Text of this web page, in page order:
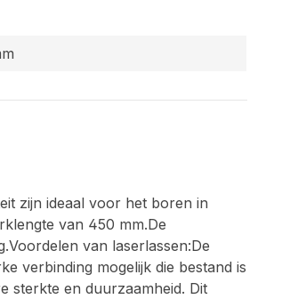
zijn ideaal voor het boren in
van 450 mm.De
van laserlassen:De
verbinding mogelijk die bestand is
sterkte en duurzaamheid. Dit